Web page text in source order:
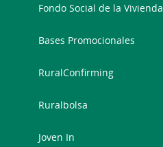
Fondo Social de la Vivienda
Bases Promocionales
RuralConfirming
Ruralbolsa
Joven In